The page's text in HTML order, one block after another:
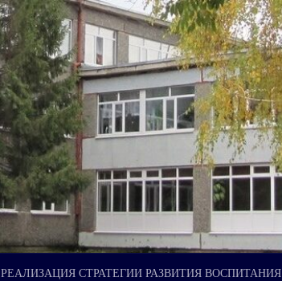
РЕАЛИЗАЦИЯ СТРАТЕГИИ РАЗВИТИЯ ВОСПИТАНИЯ